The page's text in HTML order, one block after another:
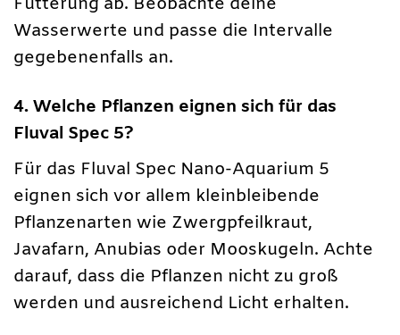
Wasserwerte und passe die Intervalle
gegebenenfalls an.
4. Welche Pflanzen eignen sich für das
Fluval Spec 5?
Für das Fluval Spec Nano-Aquarium 5
eignen sich vor allem kleinbleibende
Pflanzenarten wie Zwergpfeilkraut,
Javafarn, Anubias oder Mooskugeln. Achte
darauf, dass die Pflanzen nicht zu groß
werden und ausreichend Licht erhalten.